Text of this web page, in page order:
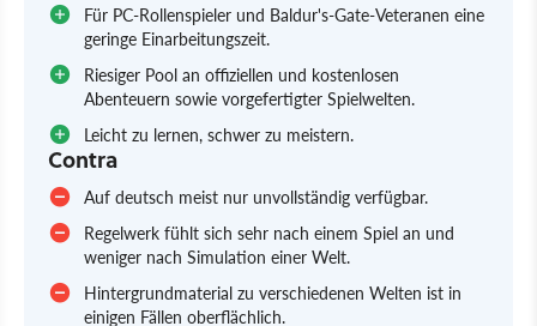
Für PC-Rollenspieler und Baldur's-Gate-Veteranen eine
geringe Einarbeitungszeit.
Riesiger Pool an offiziellen und kostenlosen
Abenteuern sowie vorgefertigter Spielwelten.
Leicht zu lernen, schwer zu meistern.
Contra
Auf deutsch meist nur unvollständig verfügbar.
Regelwerk fühlt sich sehr nach einem Spiel an und
weniger nach Simulation einer Welt.
Hintergrundmaterial zu verschiedenen Welten ist in
einigen Fällen oberflächlich.